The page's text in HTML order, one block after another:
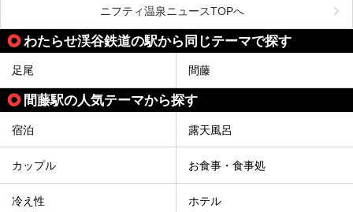
この記事では、塩原温泉の概要や魅力とともに、おすすめの
宿泊施設と観光・グルメスポット、日帰り温泉を順に紹介し
ます。
塩原温泉で、いつもの温泉旅行とは一味違う旅行体験をして
みませんか。
メインとなる天然温泉のお風呂をはじめ、リラックスエリア
やキッズエリア、カフェレストランなど、施設の隅々までチ
ェックしてきました！
ニフティ温泉ニュースTOPへ
わたらせ渓谷鉄道の駅から同じテーマで探す
足尾 間藤
間藤駅の人気テーマから探す
宿泊 露天風呂
カップル お食事・食事処
冷え性 ホテル